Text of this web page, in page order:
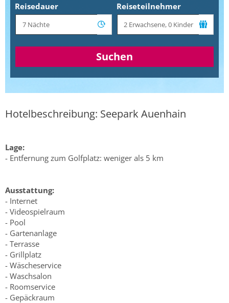
Reisedauer Reiseteilnehmer
Suchen
Hotelbeschreibung: Seepark Auenhain
Lage:
- Entfernung zum Golfplatz: weniger als 5 km
Ausstattung:
- Internet
- Videospielraum
- Pool
- Gartenanlage
- Terrasse
- Grillplatz
- Wäscheservice
- Waschsalon
- Roomservice
- Gepäckraum